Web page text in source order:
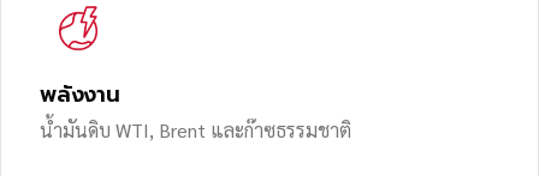
พลังงาน
น้ำมันดิบ WTI, Brent และก๊าซธรรมชาติ